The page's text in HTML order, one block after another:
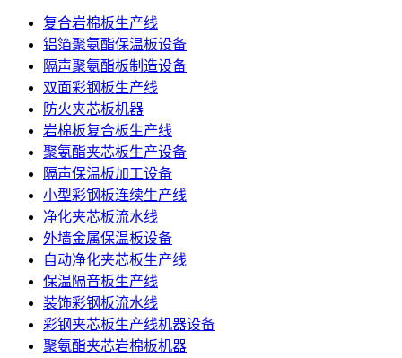
复合岩棉板生产线
铝箔聚氨酯保温板设备
隔声聚氨酯板制造设备
双面彩钢板生产线
防火夹芯板机器
岩棉板复合板生产线
聚氨酯夹芯板生产设备
隔声保温板加工设备
小型彩钢板连续生产线
净化夹芯板流水线
外墙金属保温板设备
自动净化夹芯板生产线
保温隔音板生产线
装饰彩钢板流水线
彩钢夹芯板生产线机器设备
聚氨酯夹芯岩棉板机器